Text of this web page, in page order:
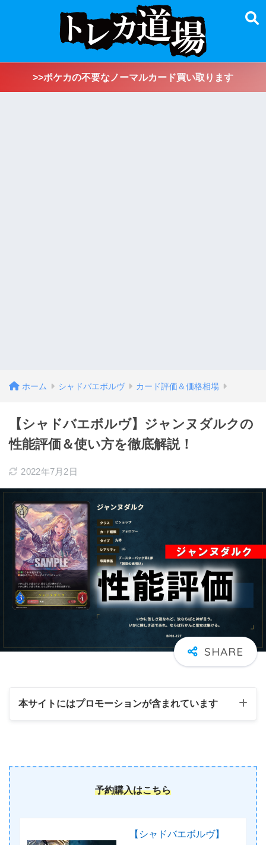
>>ポケカの不要なノーマルカード買い取ります
ホーム シャドバエボルヴ カード評価＆価格相場
【シャドバエボルヴ】ジャンヌダルクの
性能評価＆使い方を徹底解説！
2022年7月2日
本サイトにはプロモーションが含まれています
予約購入はこちら
【シャドバエボルヴ】